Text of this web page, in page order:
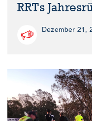
RRTs
Dezember 21,